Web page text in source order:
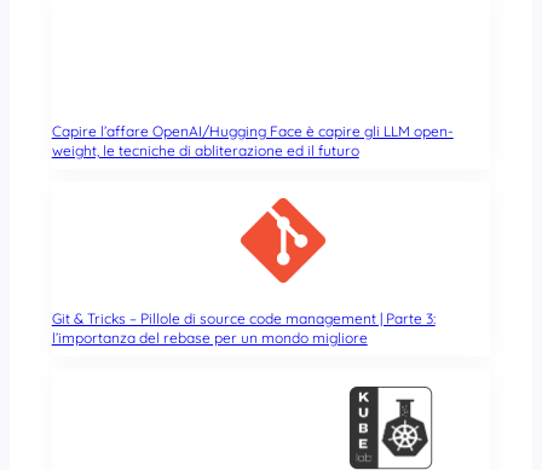
Capire l’affare OpenAI/Hugging Face è capire gli LLM open-
weight, le tecniche di abliterazione ed il futuro
Git & Tricks – Pillole di source code management | Parte 3:
l’importanza del rebase per un mondo migliore